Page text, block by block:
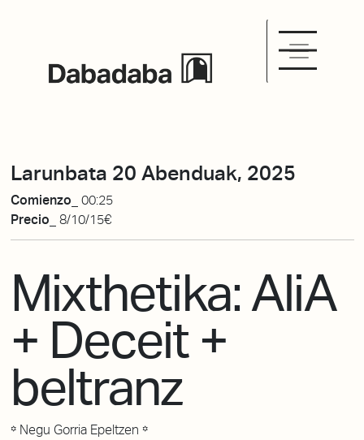
Larunbata 20 Abenduak, 2025
Comienzo_ 00:25
Precio_ 8/10/15€
Mixthetika: AliA
+ Deceit +
beltranz
꙳ Negu Gorria Epeltzen ꙳